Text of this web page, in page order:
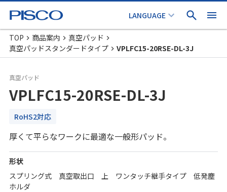
TOP 商品案内
真空パッド
真空パッドスタンダードタイプ
VPLFC15-20RSE-DL-3J
真空パッド
VPLFC15-20RSE-DL-3J
RoHS2対応
厚くて平らなワークに最適な一般形パッド。
形状
スプリング式 真空取出口 上 ワンタッチ継手タイプ 低発塵
ホルダ